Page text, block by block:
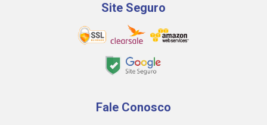
Site Seguro
Fale Conosco